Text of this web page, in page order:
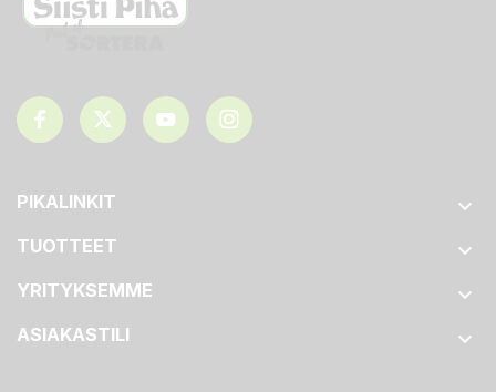
PIKALINKIT 
TUOTTEET 
YRITYKSEMME 
ASIAKASTILI 